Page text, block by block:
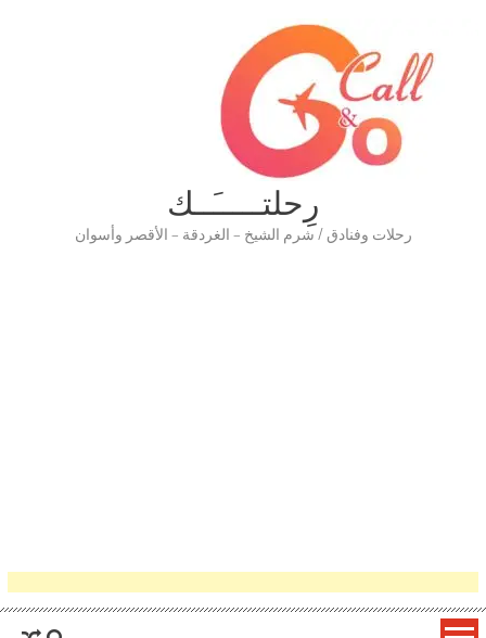
رِحلتـــــَــك
رحلات وفنادق / شرم الشيخ – الغردقة – الأقصر وأسوان